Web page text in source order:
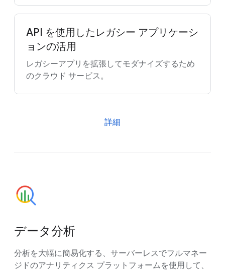
API を使用したレガシー アプリケーシ
ョンの活用
レガシーアプリを拡張してモダナイズするため
のクラウド サービス。
詳細
データ分析
分析を大幅に簡易化する、サーバーレスでフルマネー
ジドのアナリティクス プラットフォームを使用して、